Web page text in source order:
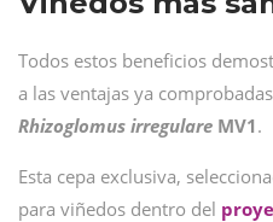
Todos estos beneficios
a las ventajas ya
Rhizoglomus irregulare MV1 .
Esta cepa exclusiva,
para viñedos dentro del